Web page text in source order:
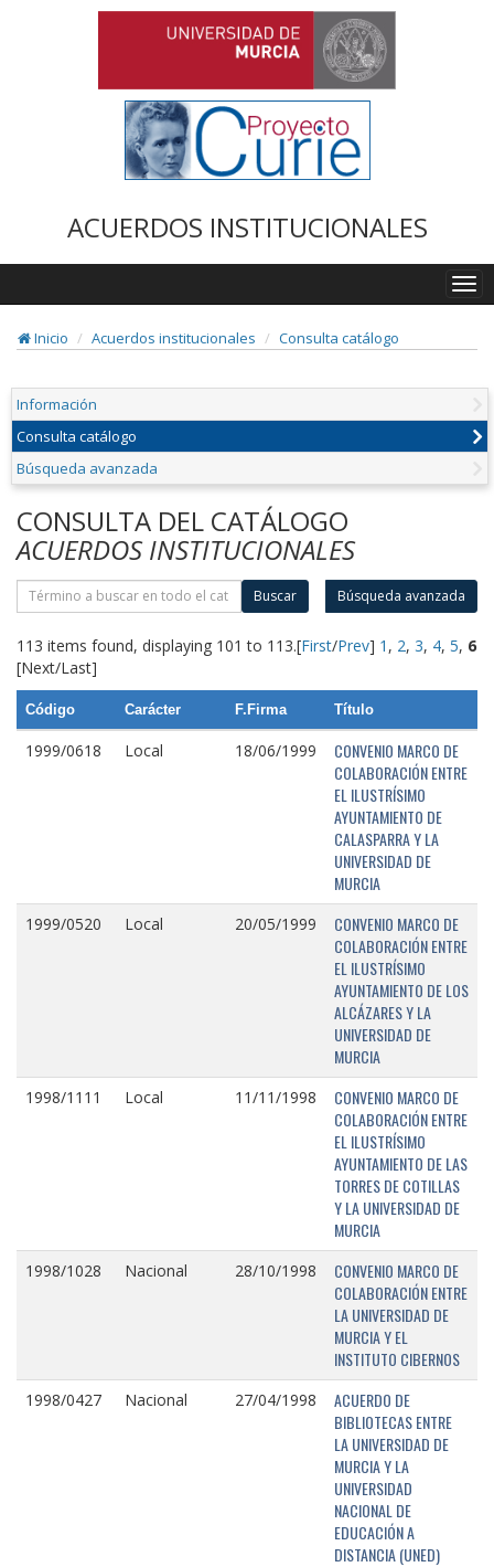
ACUERDOS INSTITUCIONALES
Inicio
Acuerdos institucionales Consulta catálogo
Información
Consulta catálogo
Búsqueda avanzada
CONSULTA DEL CATÁLOGO
ACUERDOS INSTITUCIONALES
Buscar Búsqueda avanzada
113 items found, displaying 101 to 113.[First/Prev] 1 , 2, 3, 4, 5, 6
[Next/Last]
Código Carácter F.Firma Título
1999/0618 Local 18/06/1999
CONVENIO MARCO DE
COLABORACIÓN ENTRE
EL ILUSTRÍSIMO
AYUNTAMIENTO DE
CALASPARRA Y LA
UNIVERSIDAD DE
MURCIA
1999/0520 Local 20/05/1999
CONVENIO MARCO DE
COLABORACIÓN ENTRE
EL ILUSTRÍSIMO
AYUNTAMIENTO DE LOS
ALCÁZARES Y LA
UNIVERSIDAD DE
MURCIA
1998/1111 Local 11/11/1998
CONVENIO MARCO DE
COLABORACIÓN ENTRE
EL ILUSTRÍSIMO
AYUNTAMIENTO DE LAS
TORRES DE COTILLAS
Y LA UNIVERSIDAD DE
MURCIA
1998/1028 Nacional 28/10/1998
CONVENIO MARCO DE
COLABORACIÓN ENTRE
LA UNIVERSIDAD DE
MURCIA Y EL
INSTITUTO CIBERNOS
1998/0427 Nacional 27/04/1998
ACUERDO DE
BIBLIOTECAS ENTRE
LA UNIVERSIDAD DE
MURCIA Y LA
UNIVERSIDAD
NACIONAL DE
EDUCACIÓN A
DISTANCIA (UNED)